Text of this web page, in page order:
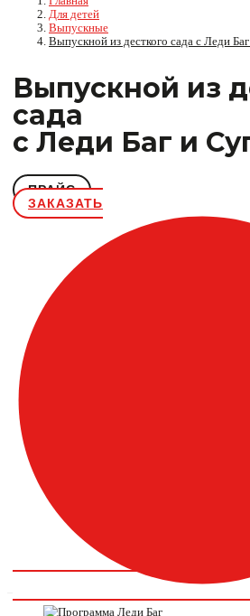
Для детей
Выпускные
Выпускной из десткого сада с Леди
Выпускной из
сада
с Леди Баг и
ПРАЙС
ЗАКАЗАТЬ